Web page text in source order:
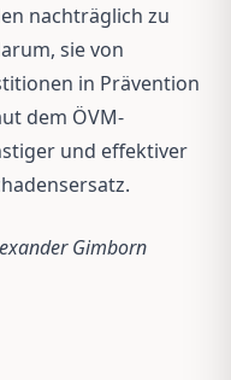
nachträglich zu
sie von
in Prävention
dem ÖVM-
und effektiver
Gimborn